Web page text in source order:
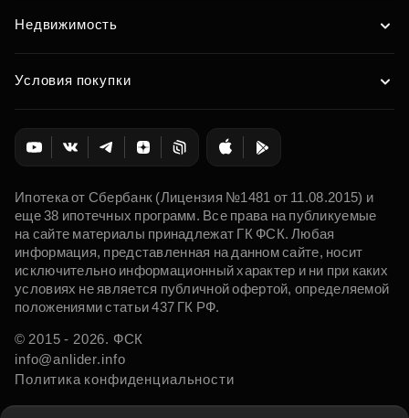
Недвижимость
Условия покупки
Ипотека от Сбербанк (Лицензия №1481 от 11.08.2015) и
еще 38 ипотечных программ. Все права на публикуемые
на сайте материалы принадлежат ГК ФСК. Любая
информация, представленная на данном сайте, носит
исключительно информационный характер и ни при каких
условиях не является публичной офертой, определяемой
положениями статьи 437 ГК РФ.
© 2015 - 2026. ФСК
info@anlider.info
Политика конфиденциальности